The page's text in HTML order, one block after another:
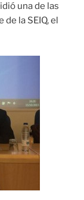
una de las
la SEIQ, el